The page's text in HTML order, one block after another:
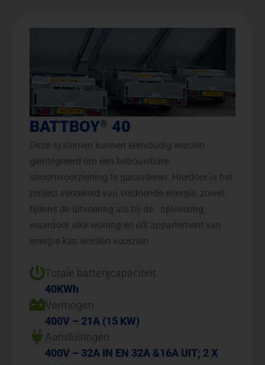
BATTBOY® 40
Deze systemen kunnen eenvoudig worden
geïntegreerd om een betrouwbare
stroomvoorziening te garanderen. Hierdoor is het
project verzekerd van voldoende energie, zowel
tijdens de uitvoering als bij de oplevering,
waardoor elke woning en elk appartement van
energie kan worden voorzien.
Totale batterijcapaciteit
40KWh
Vermogen
400V – 21A (15 KW)
Aansluitingen
400V – 32A IN EN 32A &16A UIT; 2 X